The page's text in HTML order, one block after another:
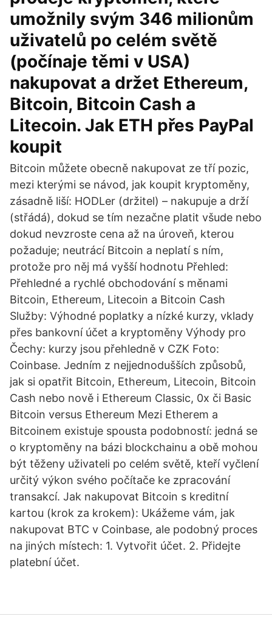
umožnily svým 346 milionům
uživatelů po celém světě
(počínaje těmi v USA)
nakupovat a držet Ethereum,
Bitcoin, Bitcoin Cash a
Litecoin. Jak ETH přes PayPal
koupit
Bitcoin můžete obecně nakupovat ze tří pozic,
mezi kterými se návod, jak koupit kryptoměny,
zásadně liší: HODLer (držitel) – nakupuje a drží
(střádá), dokud se tím nezačne platit všude nebo
dokud nevzroste cena až na úroveň, kterou
požaduje; neutrácí Bitcoin a neplatí s ním,
protože pro něj má vyšší hodnotu Přehled:
Přehledné a rychlé obchodování s měnami
Bitcoin, Ethereum, Litecoin a Bitcoin Cash
Služby: Výhodné poplatky a nízké kurzy, vklady
přes bankovní účet a kryptoměny Výhody pro
Čechy: kurzy jsou přehledně v CZK Foto:
Coinbase. Jedním z nejjednodušších způsobů,
jak si opatřit Bitcoin, Ethereum, Litecoin, Bitcoin
Cash nebo nově i Ethereum Classic, 0x či Basic
Bitcoin versus Ethereum Mezi Etherem a
Bitcoinem existuje spousta podobností: jedná se
o kryptoměny na bázi blockchainu a obě mohou
být těženy uživateli po celém světě, kteří vyčlení
určitý výkon svého počítače ke zpracování
transakcí. Jak nakupovat Bitcoin s kreditní
kartou (krok za krokem): Ukážeme vám, jak
nakupovat BTC v Coinbase, ale podobný proces
na jiných místech: 1. Vytvořit účet. 2. Přidejte
platební účet.